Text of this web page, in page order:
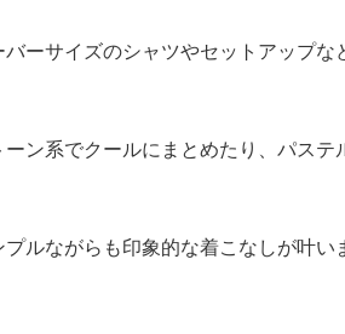
ーサイズのシャツやセットアップ
ン系でクールにまとめたり、パス
ルながらも印象的な着こなしが叶い